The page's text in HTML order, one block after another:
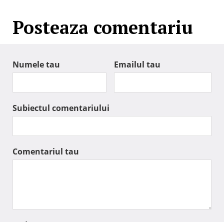
Posteaza comentariu
Numele tau Emailul tau
Subiectul comentariului
Comentariul tau